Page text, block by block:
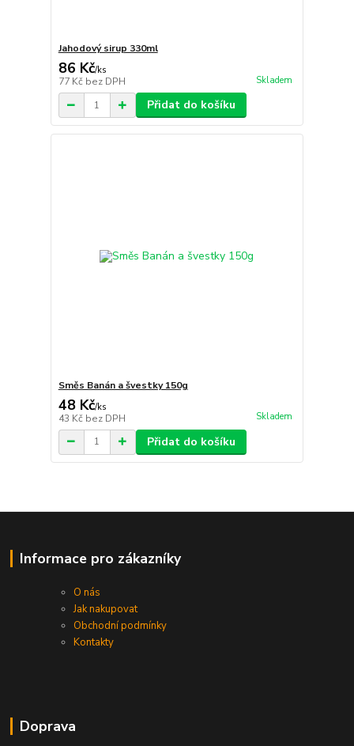
Jahodový sirup 330ml
86 Kč/ks
77 Kč bez DPH Skladem
Přidat do košíku
Směs Banán a švestky 150g
48 Kč/ks
43 Kč bez DPH Skladem
Přidat do košíku
Informace pro zákazníky
O nás
Jak nakupovat
Obchodní podmínky
Kontakty
Doprava